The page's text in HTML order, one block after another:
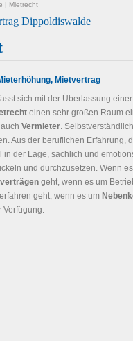
| Mietrecht
Dippoldiswalde
Mietvertrag
sich mit der Überlassung
einen sehr großen Raum
Vermieter.
Aus der beruflichen Erfahrung,
in der Lage, sachlich und
und durchzusetzen. Wenn
geht, wenn es um
geht, wenn es um
Verfügung.